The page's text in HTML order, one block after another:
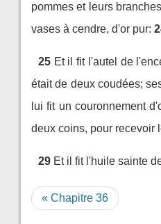
pommes et leurs
vases à cendre, d'or pur:
25 Et il fit l'autel de
était de deux coudées;
lui fit un couronnement
deux coins, pour recevoir
29 Et il fit l'huile sainte
« Chapitre 36